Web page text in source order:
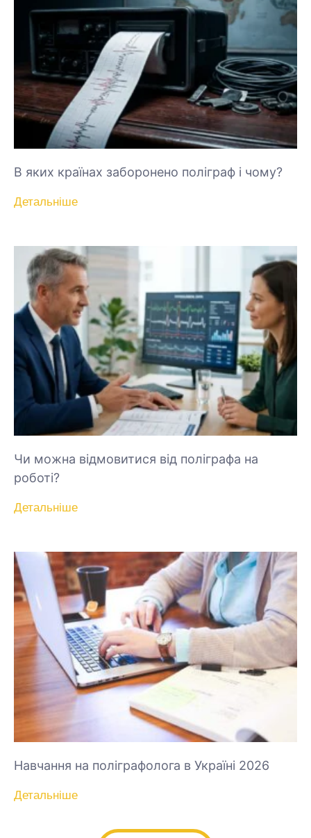
В яких країнах заборонено поліграф і чому?
Детальніше
Чи можна відмовитися від поліграфа на
роботі?
Детальніше
Навчання на поліграфолога в Україні 2026
Детальніше